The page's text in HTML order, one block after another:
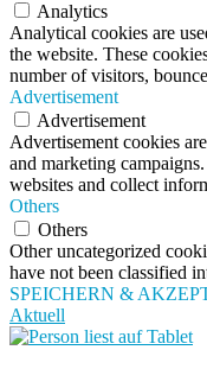
Analytics
Analytical cookies are
the website. These
number of visitors,
Advertisement
Advertisement
Advertisement cookies
and marketing
websites and collect
Others
Others
Other uncategorized
have not been classified
SPEICHERN &
Aktuell